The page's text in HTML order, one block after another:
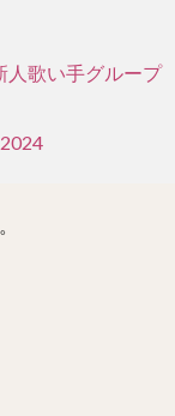
人歌い手グループ